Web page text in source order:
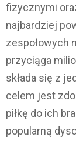
fizycznymi
najbardziej
zespołowych
przyciąga
składa się z
celem jest
piłkę do ich
popularną